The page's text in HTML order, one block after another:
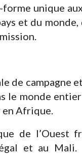
unique
et du
de campagne
le monde
en Afrique.
de l’Ouest
et au